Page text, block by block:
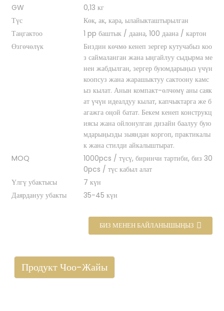
GW
0,13 кг
Түс
Көк, ак, кара, ылайыкташтырылган
Таңгактоо
1 pp баштык / даана, 100 даана / картон
Өзгөчөлүк
Биздин көчмө кенеп зергер кутучабыз коо
з саймаланган жана ыңгайлуу сыдырма ме
нен жабдылган, зергер буюмдарыңыз үчүн
коопсуз жана жарашыктуу сактоону камс
ыз кылат. Анын компакт-өлчөмү аны саяк
ат үчүн идеалдуу кылат, капчыктарга же б
агажга оңой батат. Бекем кенеп конструкц
иясы жана ойлонулган дизайн баалуу бую
мдарыңызды зыяндан коргоп, практикалы
к жана стилди айкалыштырат.
MOQ
1000pcs / түсү, биринчи тартиби, биз 30
0pcs / түс кабыл алат
Үлгү убактысы
7 күн
Даярдануу убакты
35-45 күн
БИЗ МЕНЕН БАЙЛАНЫШЫҢЫЗ
Продукт Чоо-Жайы